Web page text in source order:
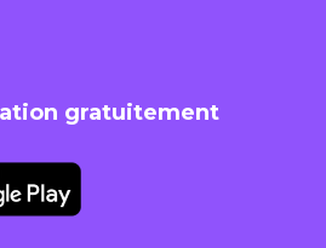
gratuitement